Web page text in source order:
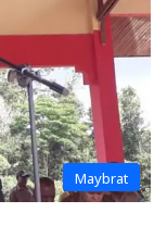
Maybrat